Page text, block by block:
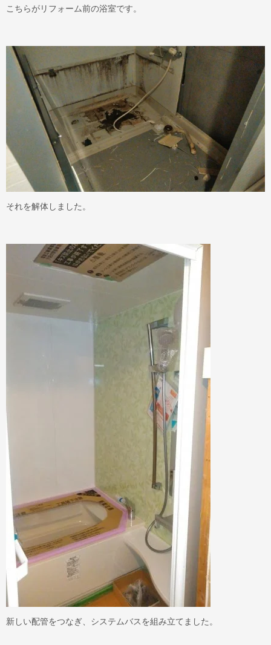
こちらがリフォーム前の浴室です。
それを解体しました。
新しい配管をつなぎ、システムバスを組み立てました。